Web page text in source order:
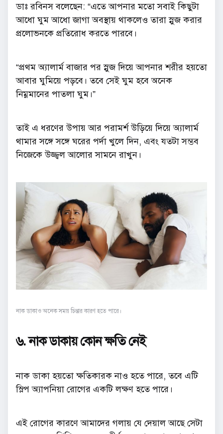
ডাঃ রবিনস বলেছেন: “এতে আপনার মতো সবাই কিছুটা
আধো ঘুম আধো জাগা অবস্থায় থাকলেও তারা স্নুজ করার
প্রলোভনকে প্রতিরোধ করতে পারবে।
“প্রথম অ্যালার্ম বাজার পর স্নুজ দিয়ে আপনার শরীর হয়তো
আবার ঘুমিয়ে পড়বে। তবে সেই ঘুম হবে অনেক
নিম্নমানের পাতলা ঘুম।”
তাই এ ধরণের উপায় আর পরামর্শ উড়িয়ে দিয়ে অ্যালার্ম
থামার সঙ্গে সঙ্গে ঘরের পর্দা খুলে দিন, এবং যতটা সম্ভব
নিজেকে উজ্জ্বল আলোর সামনে রাখুন।
নাক ডাকাও অনেক সময় চিন্তার কারণ হতে পারে।
৬. নাক ডাকায় কোন ক্ষতি নেই
নাক ডাকা হয়তো ক্ষতিকারক নাও হতে পারে, তবে এটি
স্লিপ অ্যাপনিয়া রোগের একটি লক্ষণ হতে পারে।
এই রোগের কারণে আমাদের গলায় যে দেয়াল আছে সেটা